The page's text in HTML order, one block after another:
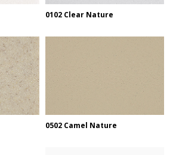
0102 Clear Nature
0502 Camel Nature